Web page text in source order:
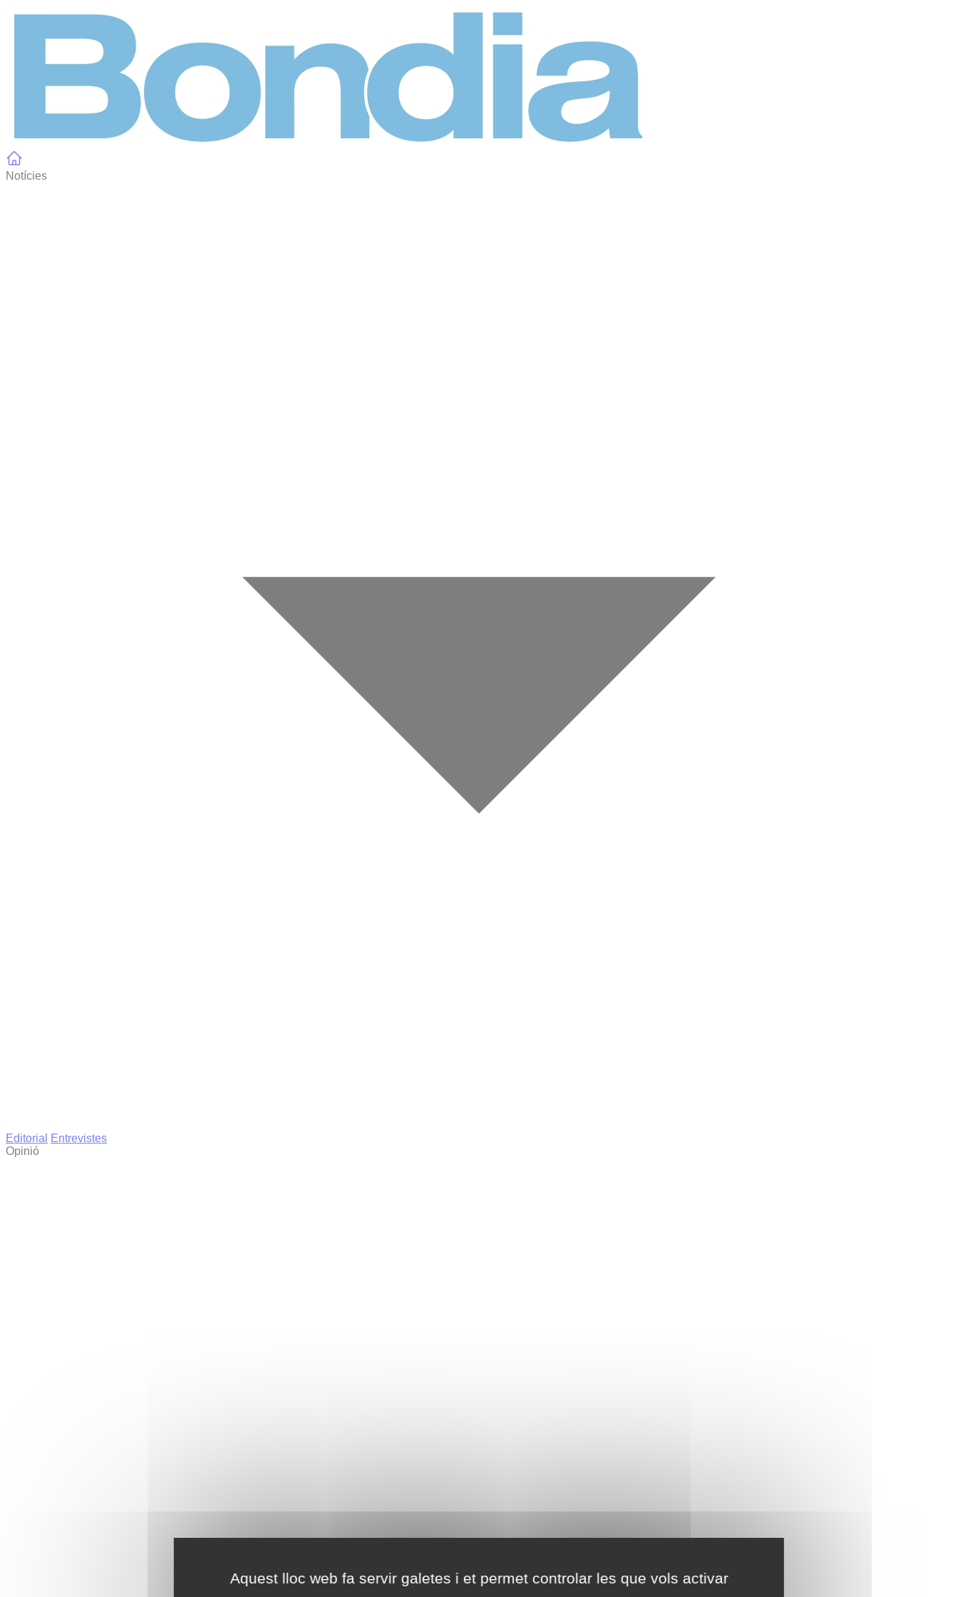
Aquest lloc web fa servir galetes i et permet controlar les que vols activar
Notícies
Editorial
Entrevistes
Opinió